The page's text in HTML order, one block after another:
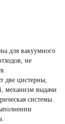
для вакуумного
не
две цистерны,
механизм выдачи
системы.